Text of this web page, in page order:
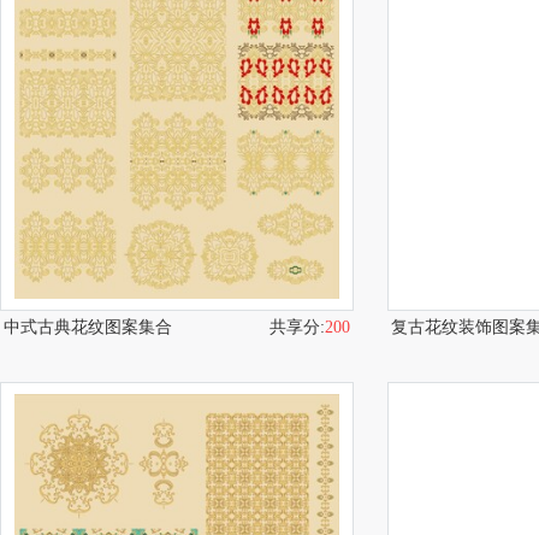
中式古典花纹图案集合 共享分:200 复古花纹装饰图案